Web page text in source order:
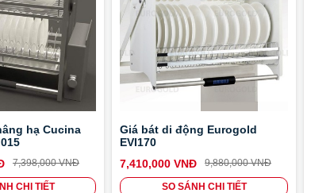
hạ Cucina
7,398,000 VNĐ
CHI TIẾT
Giá bát di động Eurogold
EVI170
7,410,000 VNĐ
9,880,000 VNĐ
SO SÁNH CHI TIẾT